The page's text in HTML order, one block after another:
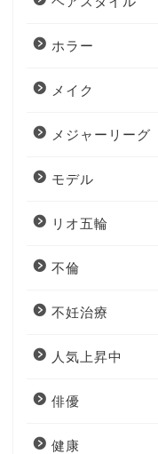
ホラー
メイク
メジャーリーグ
モデル
リオ五輪
不倫
不妊治療
人気上昇中
俳優
健康